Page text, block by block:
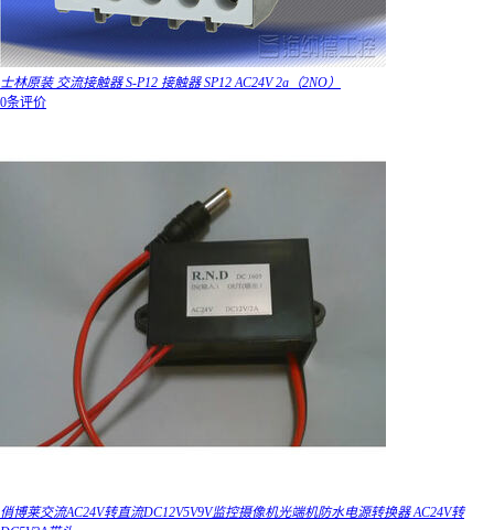
士林原装 交流接触器 S-P12 接触器 SP12 AC24V 2a（2NO）
0条评价
俏博莱交流AC24V转直流DC12V5V9V监控摄像机光端机防水电源转换器 AC24V转